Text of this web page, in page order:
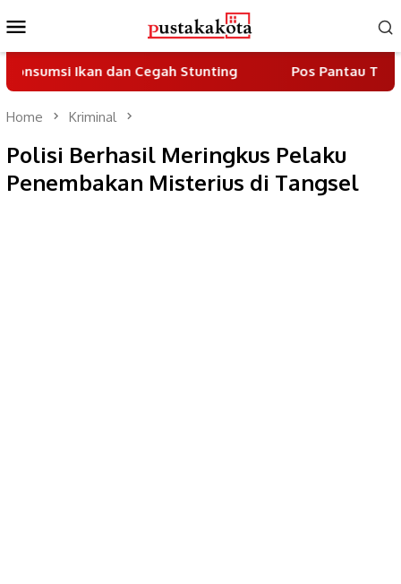
to
contentMenu
dan Cegah Stunting Pos Pantau Tiga Pilar
Home Kriminal
Polisi Berhasil Meringkus Pelaku
Penembakan Misterius di Tangsel